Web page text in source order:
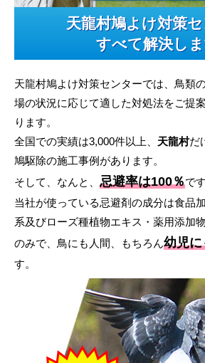
天龍村鳩よけ対策
すべて解決しま
天龍村鳩よけ対策センターでは、鳥類
場の状況に応じて適した対処法をご提
ります。
全国での実績は3,000件以上、 天龍村だ
鳩駆除の施工事例があります。
そして、なんと、 忌避率は100％で
当社が使っている忌避剤の成分は食品
系及びローズ種植物エキス・薬用添加
のみで、鳥にも人間、もちろん幼児
す。